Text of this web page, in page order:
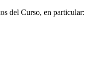
del Curso, en particular: